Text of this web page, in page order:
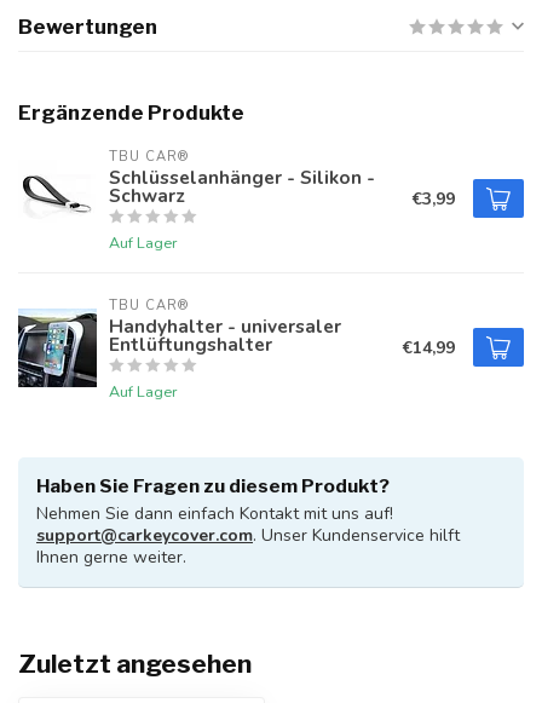
Bewertungen
Ergänzende Produkte
TBU CAR®
Schlüsselanhänger - Silikon -
Schwarz
Auf Lager
€3,99
TBU CAR®
Handyhalter - universaler
Entlüftungshalter
Auf Lager
€14,99
Haben Sie Fragen zu diesem Produkt?
Nehmen Sie dann einfach Kontakt mit uns auf!
support@carkeycover.com. Unser Kundenservice hilft
Ihnen gerne weiter.
Zuletzt angesehen